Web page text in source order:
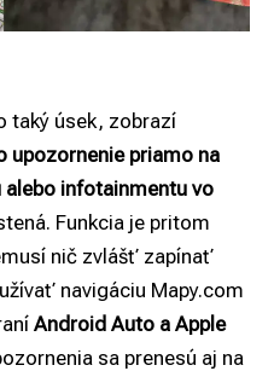
taký úsek, zobrazí
upozornenie priamo na
infotainmentu vo
Funkcia je pritom
nič zvlášť zapínať
navigáciu Mapy.com
Android Auto a Apple
sa prenesú aj na